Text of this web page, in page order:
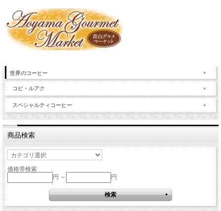
世界のコーヒー
コピ・ルアク
スペシャルティコーヒー
商品検索
価格帯検索
円 ～
円